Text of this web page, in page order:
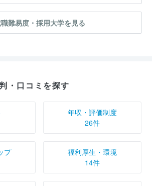
難易度・採用大学を見る
・口コミを探す
年収・評価制度
26件
プ
福利厚生・環境
14件